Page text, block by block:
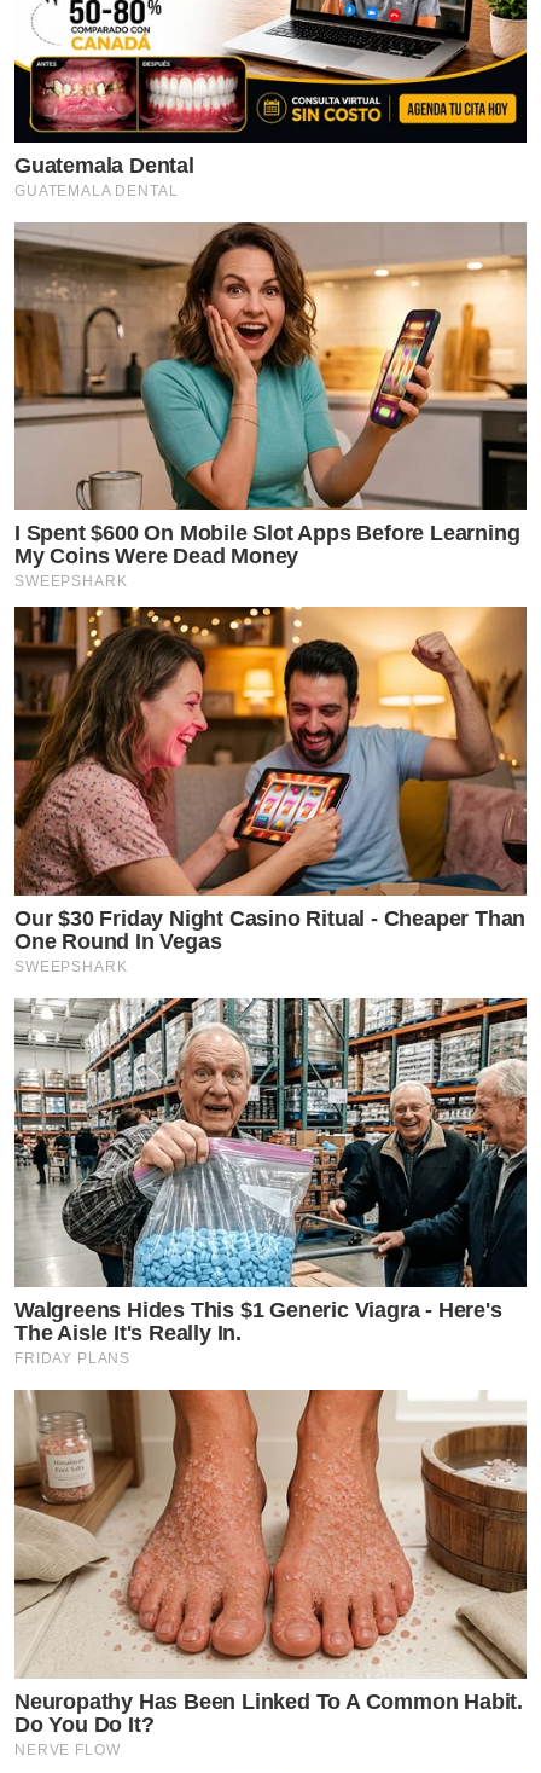
Wicked Part Two เตรียมฉายในโรงภาพยนตร์วันที่ 21
พฤศจิกายน 2025
by TVPOOL ONLINE
Guatemala Dental
GUATEMALA DENTAL
I Spent $600 On Mobile Slot Apps Before Learning
My Coins Were Dead Money
SWEEPSHARK
Our $30 Friday Night Casino Ritual - Cheaper Than
One Round In Vegas
SWEEPSHARK
Walgreens Hides This $1 Generic Viagra - Here's
The Aisle It's Really In.
FRIDAY PLANS
Neuropathy Has Been Linked To A Common Habit.
Do You Do It?
NERVE FLOW